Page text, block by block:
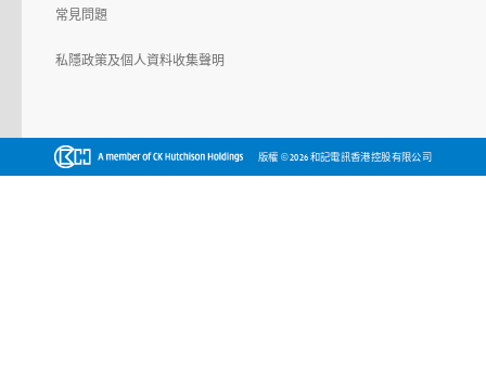
常見問題
私隱政策及個人資料收集聲明
版權 ©2026 和記電訊香港控股有限公司